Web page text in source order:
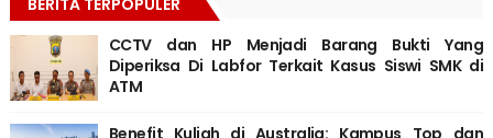
CCTV dan HP Menjadi Barang Bukti Yang
Diperiksa Di Labfor Terkait Kasus Siswi SMK di
ATM
Benefit Kuliah di Australia: Kampus Top dan